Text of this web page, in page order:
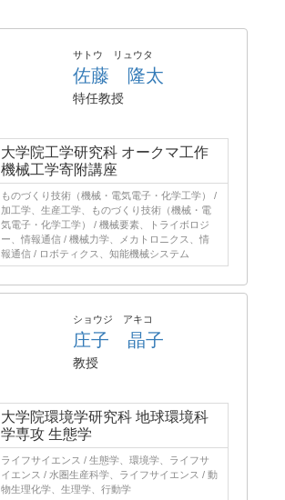
サトウ リュウタ
佐藤 隆太
特任教授
大学院工学研究科 オークマ工作
機械工学寄附講座
ものづくり技術（機械・電気電子・化学工学） /
加工学、生産工学、ものづくり技術（機械・電
気電子・化学工学） / 機械要素、トライボロジ
ー、情報通信 / 機械力学、メカトロニクス、情
報通信 / ロボティクス、知能機械システム
ショウジ アキコ
庄子 晶子
教授
大学院環境学研究科 地球環境科
学専攻 生態学
ライフサイエンス / 生態学、環境学、ライフサ
イエンス / 水圏生産科学、ライフサイエンス / 動
物生理化学、生理学、行動学